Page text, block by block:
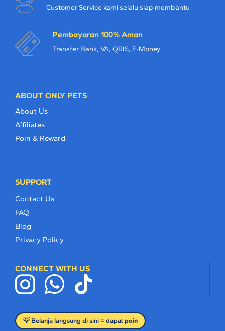
Customer Service kami selalu siap membantu
Pembayaran 100% Aman
Transfer Bank, VA, QRIS, E-Money
ABOUT ONLY PETS
About Us
Affiliates
Poin & Reward
SUPPORT
Contact Us
FAQ
Blog
Privacy Policy
CONNECT WITH US
💡 Belanja langsung di sini = dapat poin